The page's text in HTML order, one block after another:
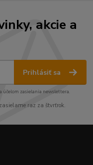
akcie a
Prihlásiť sa
účelom zasielania newslettera.
raz za štvrťrok.